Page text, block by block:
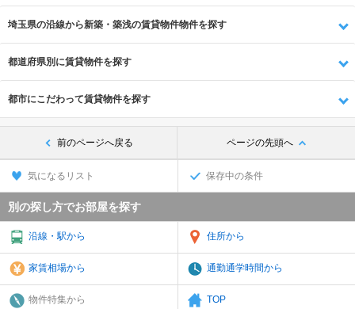
埼玉県の沿線から新築・築浅の賃貸物件物件を探す
都道府県別に賃貸物件を探す
都市にこだわって賃貸物件を探す
前のページへ戻る ページの先頭へ
気になるリスト 保存中の条件
別の探し方でお部屋を探す
沿線・駅から 住所から
家賃相場から 通勤通学時間から
物件特集から TOP